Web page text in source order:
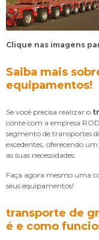
Clique nas imagens
Saiba mais
equipamentos!
Se você precisa realizar o
conte com a empresa
segmento de transportes
excedentes, oferecendo
as suas necessidades.
Faça agora mesmo uma
seus equipamentos!
transporte de
é e como